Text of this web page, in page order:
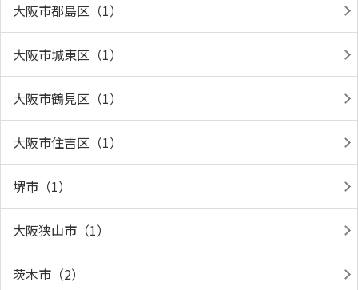
大阪市都島区（1）
大阪市城東区（1）
大阪市鶴見区（1）
大阪市住吉区（1）
堺市（1）
大阪狭山市（1）
茨木市（2）